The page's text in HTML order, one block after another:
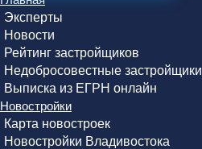
Эксперты
Новости
Рейтинг застройщиков
Недобросовестные застройщики
Выписка из ЕГРН онлайн
Новостройки
Карта новостроек
Новостройки Владивостока